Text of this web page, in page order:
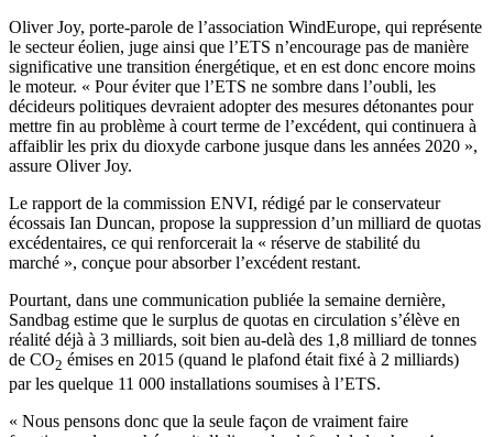
Oliver Joy, porte-parole de l’association WindEurope, qui représente
le secteur éolien, juge ainsi que l’ETS n’encourage pas de manière
significative une transition énergétique, et en est donc encore moins
le moteur. « Pour éviter que l’ETS ne sombre dans l’oubli, les
décideurs politiques devraient adopter des mesures détonantes pour
mettre fin au problème à court terme de l’excédent, qui continuera à
affaiblir les prix du dioxyde carbone jusque dans les années 2020 »,
assure Oliver Joy.
Le rapport de la commission ENVI, rédigé par le conservateur
écossais Ian Duncan, propose la suppression d’un milliard de quotas
excédentaires, ce qui renforcerait la « réserve de stabilité du
marché », conçue pour absorber l’excédent restant.
Pourtant, dans une communication publiée la semaine dernière,
Sandbag estime que le surplus de quotas en circulation s’élève en
réalité déjà à 3 milliards, soit bien au-delà des 1,8 milliard de tonnes
de CO2 émises en 2015 (quand le plafond était fixé à 2 milliards)
par les quelque 11 000 installations soumises à l’ETS.
« Nous pensons donc que la seule façon de vraiment faire